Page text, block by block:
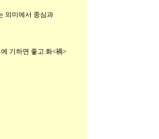
의미에서 중심과
기하면 좋고 화<禍>